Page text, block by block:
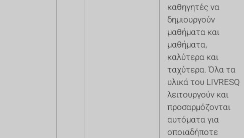
καθηγητές να
δημιουργούν
μαθήματα και
μαθήματα,
καλύτερα και
ταχύτερα. Όλα τα
υλικά του LIVRESQ
λειτουργούν και
προσαρμόζονται
αυτόματα για
οποιαδήποτε